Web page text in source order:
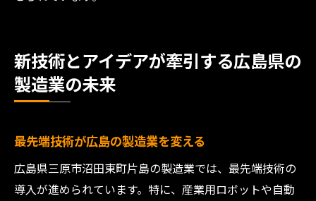
新技術とアイデアが牽引する広島県の
製造業の未来
最先端技術が広島の製造業を変える
広島県三原市沼田東町片島の製造業では、最先端技術の
導入が進められています。特に、産業用ロボットや自動